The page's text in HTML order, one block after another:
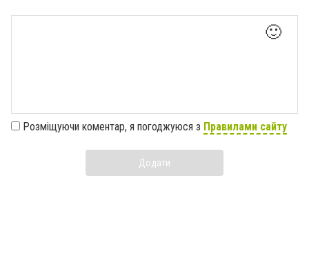
🙂
Розміщуючи коментар, я погоджуюся з Правилами сайту
Додати